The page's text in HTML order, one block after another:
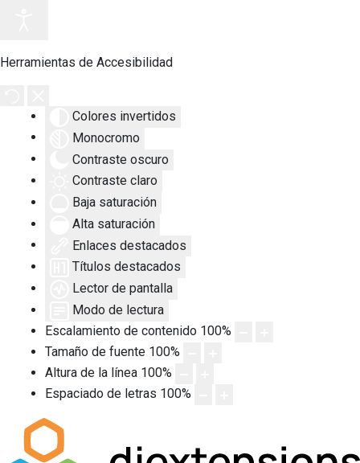
Herramientas de Accesibilidad
Colores invertidos
Monocromo
Contraste oscuro
Contraste claro
Baja saturación
Alta saturación
Enlaces destacados
Títulos destacados
Lector de pantalla
Modo de lectura
Escalamiento de contenido 100%
Tamaño de fuente 100%
Altura de la línea 100%
Espaciado de letras 100%